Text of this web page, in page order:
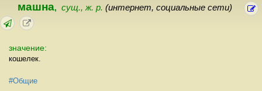
машна, сущ., ж. р. (интернет, социальные сети)
значение:
кошелек.
#Общие